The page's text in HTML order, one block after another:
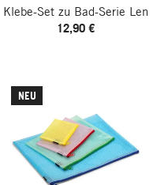
Klebe-Set zu Bad-Serie Len
12,90 €
NEU